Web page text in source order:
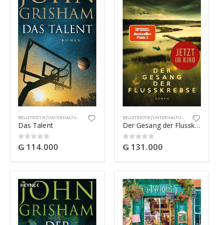
BELLETRISTIK/UNTERHALTUNG
Das Talent
0out of 5
₲ 114.000
BELLETRISTIK/UNTERHALTUNG
Der Gesang der Flusskrebse
0out of 5
₲ 131.000